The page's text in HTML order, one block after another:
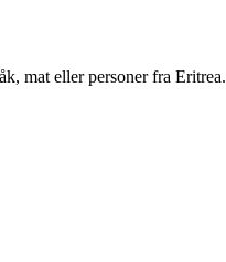
mat eller personer fra Eritrea.